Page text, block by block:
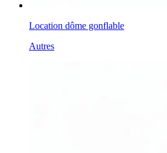
Location dôme gonflable
Autres